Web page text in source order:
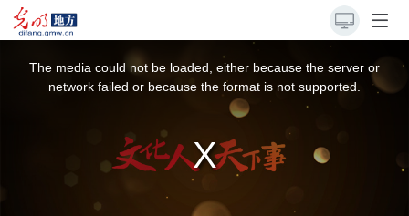
The media could not be loaded, either because the server or
network failed or because the format is not supported.